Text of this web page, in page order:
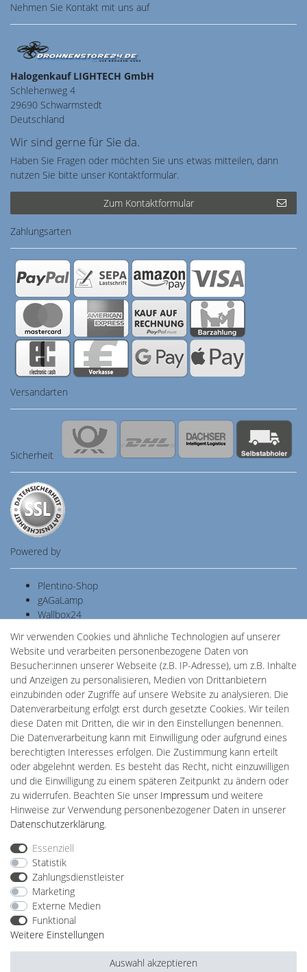
Nehmen Sie Kontakt mit uns auf
Halogenkauf LIGHTECH GmbH
Schlehenweg 4
29690 Schwarmstedt
Deutschland
Wir sind gerne für Sie da.
Haben Sie Fragen oder möchten Sie uns etwas mitteilen, dann
nutzen Sie bitte unser Kontaktformular.
Zum Kontaktformular
Zahlungsarten
Versandarten
Sicherheit
Powered by
Plentino-Shop
gAGaLamp
Wallbox24
Batteriespeicher
PlentiSolar
Gebrauchtlicht
Ledkauf
DEYESOLAR
Lightech Connect
CardanLight Europe
FORTIMO LEDs
LED-RETROSHOP
MeinUSB
Impressum
Barrierefreiheitserklärung
Vertrag widerrufen
Wir verwenden Cookies und ähnliche Technologien auf unserer
Website und verarbeiten personenbezogene Daten von
Besucher:innen unserer Webseite (z.B. IP-Adresse), um z.B. Inhalte
und Anzeigen zu personalisieren, Medien von Drittanbietern
einzubinden oder Zugriffe auf unsere Website zu analysieren. Die
Datenverarbeitung erfolgt erst durch gesetzte Cookies. Wir teilen
diese Daten mit Dritten, die wir in den Einstellungen benennen.
Die Datenverarbeitung kann mit Einwilligung oder aufgrund eines
berechtigten Interesses erfolgen. Die Zustimmung kann erteilt
oder abgelehnt werden. Es besteht das Recht, nicht einzuwilligen
und die Einwilligung zu einem späteren Zeitpunkt zu ändern oder
zu widerrufen. Beachten Sie unser Impressum und weitere
Hinweise zur Verwendung personenbezogener Daten in unserer
Daten­schutz­erklärung.
Essenziell
Statistik
Zahlungsdienstleister
Marketing
Externe Medien
Funktional
Weitere Einstellungen
Auswahl akzeptieren